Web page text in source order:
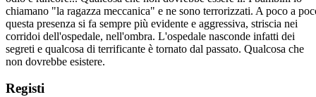
chiamano "la ragazza meccanica" e ne sono terrorizzati. A poco a
questa presenza si fa sempre più evidente e aggressiva, striscia nei
corridoi dell'ospedale, nell'ombra. L'ospedale nasconde infatti dei
segreti e qualcosa di terrificante è tornato dal passato. Qualcosa che
non dovrebbe esistere.
Registi